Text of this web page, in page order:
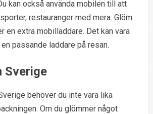
kan också använda mobilen till att
restauranger med mera. Glöm
en extra mobilladdare. Det kan vara
passande laddare på resan.
Sverige
behöver du inte vara lika
Om du glömmer något